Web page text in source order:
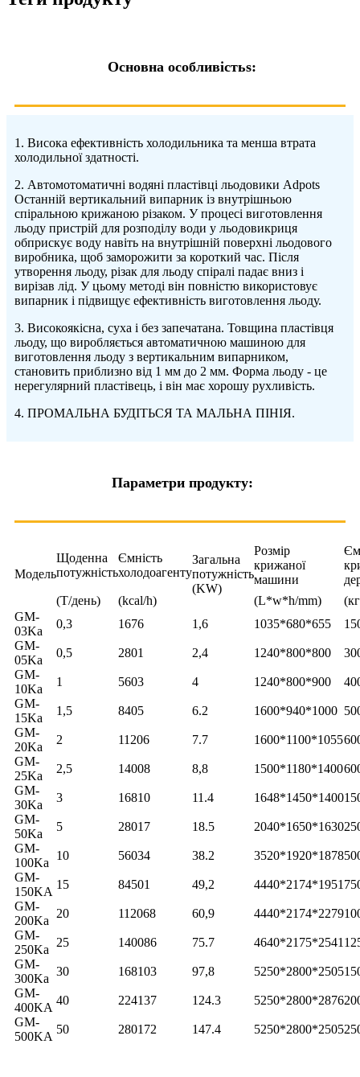
Основна особливістьs:
1. Висока ефективність холодильника та менша втрата
холодильної здатності.
2. Автомотоматичні водяні пластівці льодовики Adpots
Останній вертикальний випарник із внутрішньою
спіральною крижаною різаком. У процесі виготовлення
льоду пристрій для розподілу води у льодовикриця
обприскує воду навіть на внутрішній поверхні льодового
виробника, щоб заморожити за короткий час. Після
утворення льоду, різак для льоду спіралі падає вниз і
вирізав лід. У цьому методі він повністю використовує
випарник і підвищує ефективність виготовлення льоду.
3. Високоякісна, суха і без запечатана. Товщина пластівця
льоду, що виробляється автоматичною машиною для
виготовлення льоду з вертикальним випарником,
становить приблизно від 1 мм до 2 мм. Форма льоду - це
нерегулярний пластівець, і він має хорошу рухливість.
4. ПРОМАЛЬНА БУДІТЬСЯ ТА МАЛЬНА ПІНІЯ.
Параметри продукту:
Модель
Щоденна
потужність
Ємність
холодоагенту
Загальна
потужність
(KW)
Розмір
крижаної
машини
(Т/день)
(kcal/h) (L*w*h/mm)
GM-
03Ka
0,3 1676 1,6 1035*680*655
GM-
05Ka
0,5 2801 2,4 1240*800*800
GM-
10Ka
1 5603 4 1240*800*900
GM-
15Ka
1,5 8405 6.2 1600*940*1000
GM-
20Ka
2 11206 7.7 1600*1100*1055
GM-
25Ka
2,5 14008 8,8 1500*1180*1400
GM-
30Ka
3 16810 11.4 1648*1450*1400
GM-
50Ka
5 28017 18.5 2040*1650*1630
GM-
100Ka
10 56034 38.2 3520*1920*1878
GM-
150KA
15 84501 49,2 4440*2174*1951
GM-
200Ka
20 112068 60,9 4440*2174*2279
GM-
250Ka
25 140086 75.7 4640*2175*2541
GM-
300Ka
30 168103 97,8 5250*2800*2505
GM-
400KA
40 224137 124.3 5250*2800*2876
GM-
500KA
50 280172 147.4 5250*2800*2505